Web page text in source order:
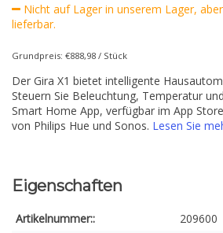
Nicht auf Lager in unserem Lager,
lieferbar.
Grundpreis: €888,98 / Stück
Der Gira X1 bietet intelligente
Steuern Sie Beleuchtung, Temperatur
Smart Home App, verfügbar im App
von Philips Hue und Sonos. Lesen Sie
Eigenschaften
Artikelnummer::
209600